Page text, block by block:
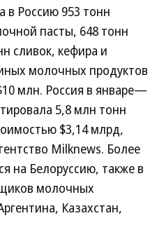
в Россию 953 тонн
пасты, 648 тонн
сливок, кефира и
молочных продуктов
млн. Россия в январе—
5,8 млн тонн
$3,14 млрд,
Milknews. Более
на Белоруссию, также в
молочных
Казахстан,